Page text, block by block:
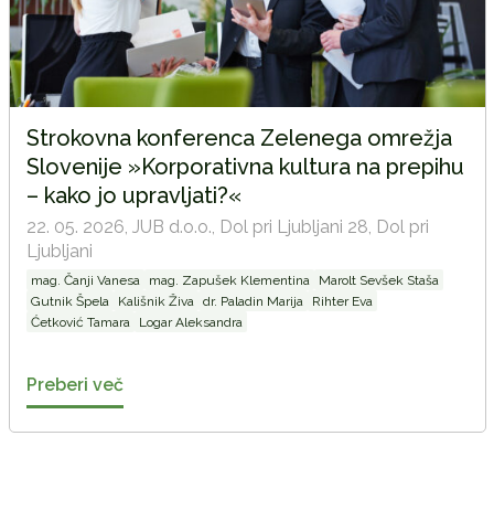
Strokovna konferenca Zelenega omrežja
Slovenije »Korporativna kultura na prepihu
– kako jo upravljati?«
22. 05. 2026, JUB d.o.o., Dol pri Ljubljani 28, Dol pri
Ljubljani
mag. Čanji Vanesa mag. Zapušek Klementina
Marolt Sevšek Staša
Gutnik Špela
Kališnik Živa dr. Paladin Marija
Rihter Eva
Ćetković Tamara
Logar Aleksandra
Preberi več